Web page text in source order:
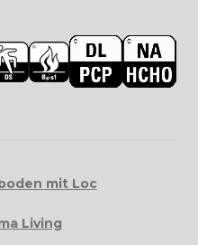
mit Loc
Living